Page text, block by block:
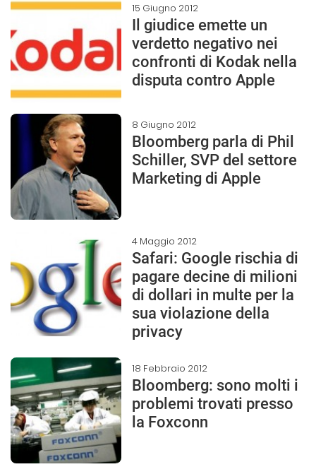
15 Giugno 2012
Il giudice emette un
verdetto negativo nei
confronti di Kodak nella
disputa contro Apple
8 Giugno 2012
Bloomberg parla di Phil
Schiller, SVP del settore
Marketing di Apple
4 Maggio 2012
Safari: Google rischia di
pagare decine di milioni
di dollari in multe per la
sua violazione della
privacy
18 Febbraio 2012
Bloomberg: sono molti i
problemi trovati presso
la Foxconn